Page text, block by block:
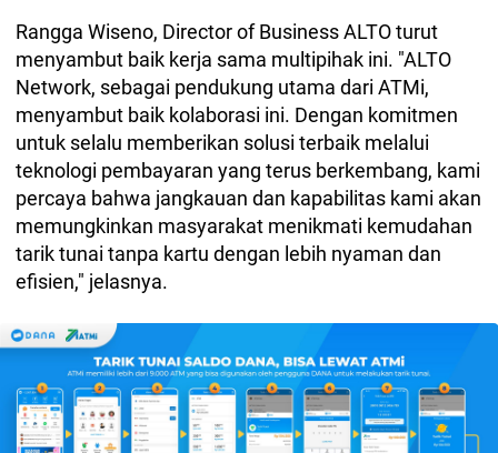
Rangga Wiseno, Director of Business ALTO turut
menyambut baik kerja sama multipihak ini. "ALTO
Network, sebagai pendukung utama dari ATMi,
menyambut baik kolaborasi ini. Dengan komitmen
untuk selalu memberikan solusi terbaik melalui
teknologi pembayaran yang terus berkembang, kami
percaya bahwa jangkauan dan kapabilitas kami akan
memungkinkan masyarakat menikmati kemudahan
tarik tunai tanpa kartu dengan lebih nyaman dan
efisien," jelasnya.